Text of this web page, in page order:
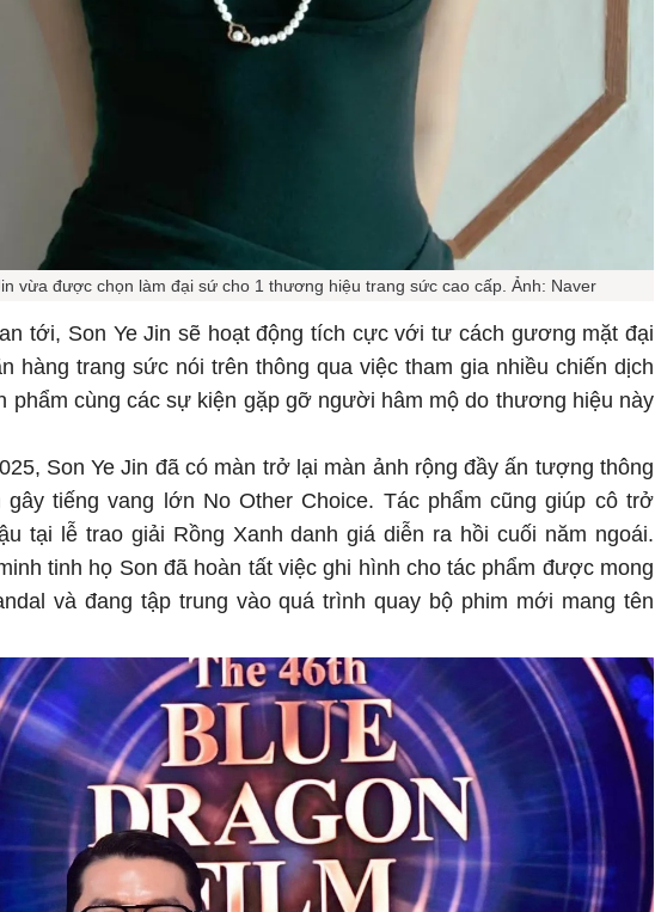
vừa được chọn làm đại sứ cho 1 thương hiệu trang sức cao cấp. Ảnh: Naver
tới, Son Ye Jin sẽ hoạt động tích cực với tư cách gương mặt đại
hàng trang sức nói trên thông qua việc tham gia nhiều chiến dịch
phẩm cùng các sự kiện gặp gỡ người hâm mộ do thương hiệu này
Son Ye Jin đã có màn trở lại màn ảnh rộng đầy ấn tượng thông
gây tiếng vang lớn No Other Choice. Tác phẩm cũng giúp cô trở
tại lễ trao giải Rồng Xanh danh giá diễn ra hồi cuối năm ngoái.
tinh họ Son đã hoàn tất việc ghi hình cho tác phẩm được mong
và đang tập trung vào quá trình quay bộ phim mới mang tên